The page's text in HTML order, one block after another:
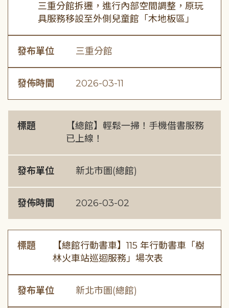
三重分館拆遷，進行內部空間調整，原玩
具服務移設至外側兒童館「木地板區」
發布單位 三重分館
發佈時間 2026-03-11
標題
【總館】輕鬆一掃！手機借書服務
已上線！
發布單位 新北市圖(總館)
發佈時間 2026-03-02
標題
【總館行動書車】115 年行動書車「樹
林火車站巡迴服務」場次表
發布單位 新北市圖(總館)